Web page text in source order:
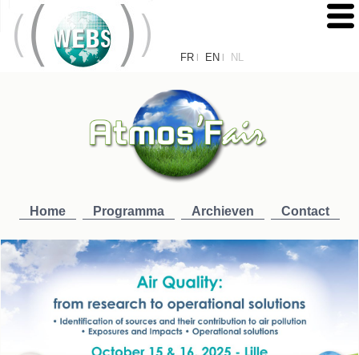
FR | EN | NL
Home Programma Archieven Contact